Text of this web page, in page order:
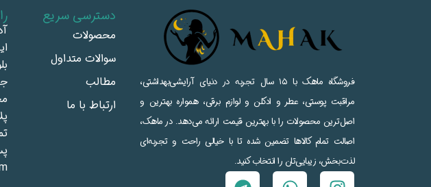
فروشگاه ماهک با ۱۵ سال تجربه در دنیای آرایشی‌بهداشتی،
مراقبت پوستی، عطر و ادکلن و لوازم برقی، همواره بهترین و
اصل‌ترین محصولات را با بهترین قیمت ارائه می‌دهد. در ماهک،
اصالت تمام کالاها تضمین شده تا با خیالی راحت و تجربه‌ای
لذت‌بخش، زیبایی‌تان را انتخاب کنید.
دسترسی سریع
محصولات
سوالات متداول
مطالب
ارتباط با ما
تماس